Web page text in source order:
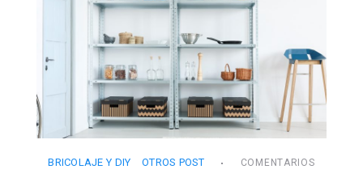
BRICOLAJE Y DIY OTROS POST COMENTARIOS